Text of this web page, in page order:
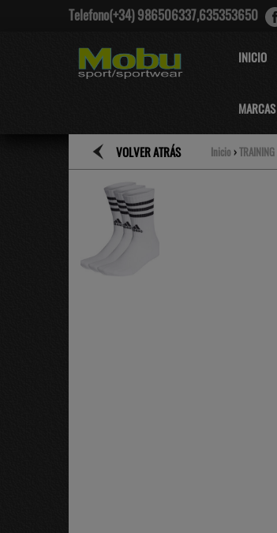
Telefono(+34) 986506337,635353650
INICIO
MARCAS
VOLVER ATRÁS Inicio ›TRAINING